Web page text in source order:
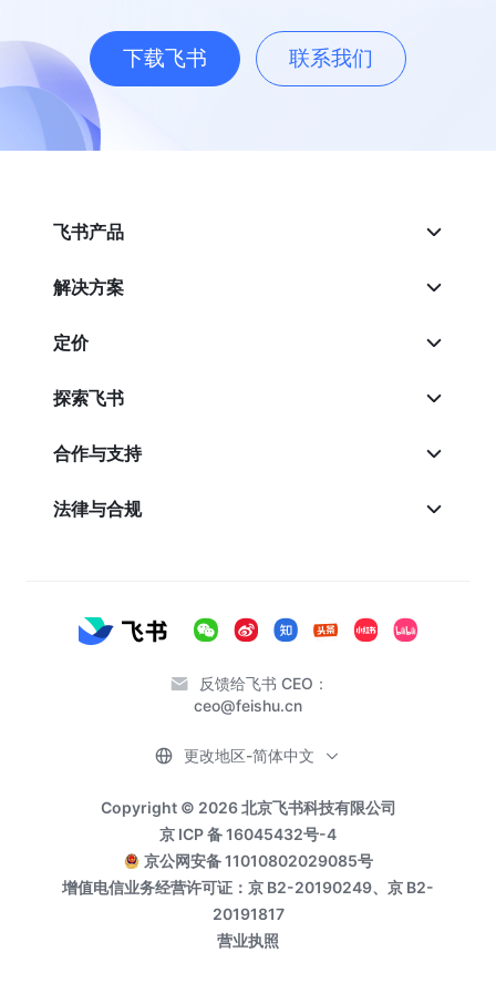
下载飞书 联系我们
飞书产品
解决方案
定价
探索飞书
合作与支持
法律与合规
反馈给飞书 CEO：
ceo@feishu.cn
Copyright © 2026 北京飞书科技有限公司
京 ICP 备 16045432号-4
京公网安备 11010802029085号
增值电信业务经营许可证：京 B2-20190249、京 B2-
20191817
营业执照
更改地区-简体中文